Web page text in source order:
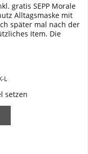
gratis SEPP Morale
Alltagsmaske mit
später mal nach der
Item. Die
Qualität. Sie
Schicht...
L
setzen